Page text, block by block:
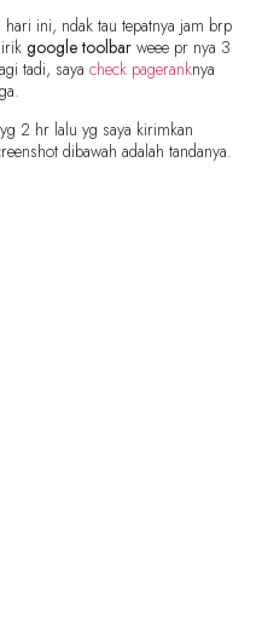
ini, ndak tau tepatnya jam brp
google toolbar weee pr nya 3
tadi, saya check pageranknya
2 hr lalu yg saya kirimkan
dibawah adalah tandanya.